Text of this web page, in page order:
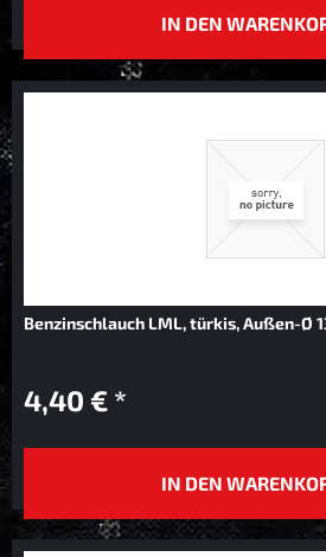
IN DEN
Benzinschlauch LML, türkis, Außen-Ø
4,40 € *
IN DEN